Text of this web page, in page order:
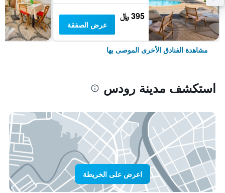
395 ﷼
عرض الصفقة
مشاهدة الفنادق الأخرى الموصى بها
استكشف مدينة رودس
اعرض على الخريطة